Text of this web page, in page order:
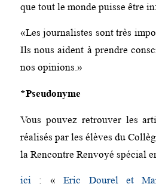
que tout le monde puisse être
«Les journalistes sont très
Ils nous aident à prendre
nos opinions.»
*Pseudonyme
Vous pouvez retrouver les
réalisés par les élèves du
la Rencontre Renvoyé spécial
ici: «Eric Dourel et